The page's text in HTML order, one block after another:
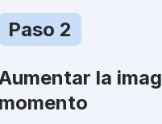
Paso 2
la
momento